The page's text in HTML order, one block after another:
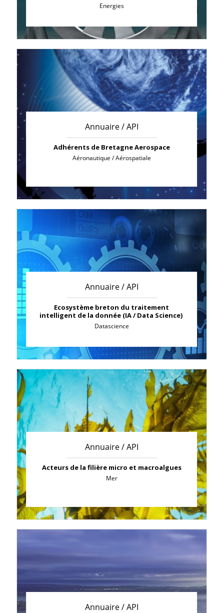
Energies
Annuaire / API
Adhérents de Bretagne Aerospace
Aéronautique / Aérospatiale
Annuaire / API
Ecosystème breton du traitement
intelligent de la donnée (IA / Data Science)
Datascience
Annuaire / API
Acteurs de la filière micro et macroalgues
Mer
Annuaire / API